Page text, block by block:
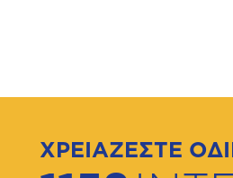
ΧΡΕΙΑΖΕΣΤΕ